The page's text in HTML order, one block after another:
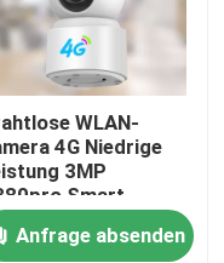
WLAN-
4G Niedrige
3MP
Smart
WIFI Pet
4G Sim Card
Anfrage absenden